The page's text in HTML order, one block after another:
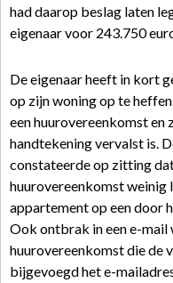
had daarop beslag laten
eigenaar voor 243.750
De eigenaar heeft in kort
op zijn woning op te
een huurovereenkomst en
handtekening vervalst is.
constateerde op zitting
huurovereenkomst weinig
appartement op een door
Ook ontbrak in een e-mail
huurovereenkomst die de
bijgevoegd het e-